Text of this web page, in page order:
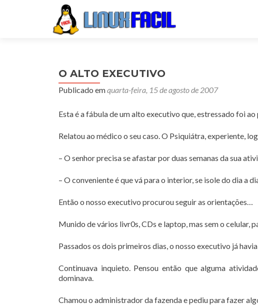
O ALTO EXECUTIVO
Publicado emquarta-feira, 15 de agosto de 2007
Esta é a fábula de um alto executivo que, estressado foi
Relatou ao médico o seu caso. O Psiquiátra, experiente,
– O senhor precisa se afastar por duas semanas da sua
– O conveniente é que vá para o interior, se isole do dia a
Então o nosso executivo procurou seguir as orientações…
Munido de vários livr0s, CDs e laptop, mas sem o celular,
Passados os dois primeiros dias, o nosso executivo já
Continuava inquieto. Pensou então que alguma
dominava.
Chamou o administrador da fazenda e pediu para fazer